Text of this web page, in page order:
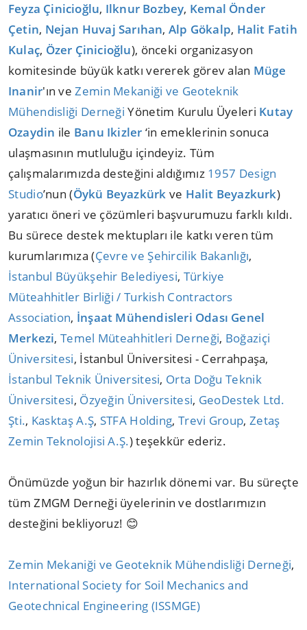
Feyza Çinicioğlu, Ilknur Bozbey, Kemal Önder
Çetin, Nejan Huvaj Sarıhan, Alp Gökalp, Halit Fatih
Kulaç, Özer Çinicioğlu), önceki organizasyon
komitesinde büyük katkı vererek görev alan Müge
Inanir'ın ve Zemin Mekaniği ve Geoteknik
Mühendisliği Derneği Yönetim Kurulu Üyeleri Kutay
Ozaydin ile Banu Ikizler ‘in emeklerinin sonuca
ulaşmasının mutluluğu içindeyiz. Tüm
çalışmalarımızda desteğini aldığımız 1957 Design
Studio’nun (Öykü Beyazkürk ve Halit Beyazkurk)
yaratıcı öneri ve çözümleri başvurumuzu farklı kıldı.
Bu sürece destek mektupları ile katkı veren tüm
kurumlarımıza (Çevre ve Şehircilik Bakanlığı,
İstanbul Büyükşehir Belediyesi, Türkiye
Müteahhitler Birliği / Turkish Contractors
Association, İnşaat Mühendisleri Odası Genel
Merkezi, Temel Müteahhitleri Derneği, Boğaziçi
Üniversitesi, İstanbul Üniversitesi - Cerrahpaşa,
İstanbul Teknik Üniversitesi, Orta Doğu Teknik
Üniversitesi, Özyeğin Üniversitesi, GeoDestek Ltd.
Şti., Kasktaş A.Ş, STFA Holding, Trevi Group, Zetaş
Zemin Teknolojisi A.Ş.) teşekkür ederiz.
Önümüzde yoğun bir hazırlık dönemi var. Bu süreçte
tüm ZMGM Derneği üyelerinin ve dostlarımızın
desteğini bekliyoruz! 😊
Zemin Mekaniği ve Geoteknik Mühendisliği Derneği,
International Society for Soil Mechanics and
Geotechnical Engineering (ISSMGE)